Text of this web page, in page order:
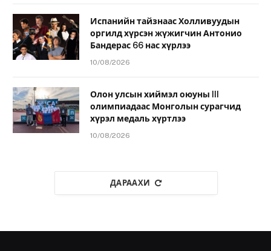
Испанийн тайзнаас Холливуудын
оргилд хүрсэн жүжигчин Антонио
Бандерас 66 нас хүрлээ
10/08/2026
Олон улсын хиймэл оюуны III
олимпиадаас Монголын сурагчид
хүрэл медаль хүртлээ
10/08/2026
ДАРААХИ